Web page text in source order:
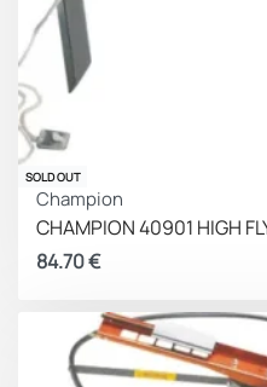
SOLD OUT
Champion
CHAMPION 40901 HIGH
84.70€